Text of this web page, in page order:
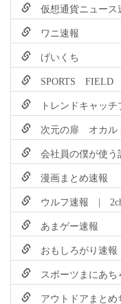
仮想通貨ニュー
ワニ速報
げいくち
SPORTS FIELD
トレンドキャッチ
次元の扉 オカル
会社員の僕が使う
漫画まとめ速報
ウルフ速報 | 2ch
あまゲー速報
おもしろがり速報
スポーツまにあち
アウトドアまとめ